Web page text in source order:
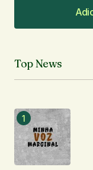
O seu
Comentário
Top News